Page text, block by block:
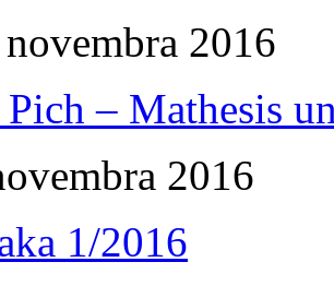
2016
Pich – Mathesis
2016
1/2016